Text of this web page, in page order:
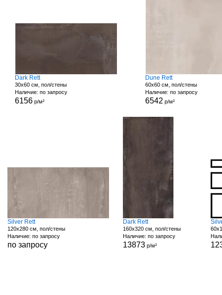
Dark Rett
30x60 см, пол/стены
Наличие: по запросу
6156 р/м²
Dune Rett
60x60 см, пол/стены
Наличие: по запросу
6542 р/м²
Silver Rett
120x280 см, пол/стены
Наличие: по запросу
по запросу
Dark Rett
160x320 см, пол/стены
Наличие: по запросу
13873р/м²